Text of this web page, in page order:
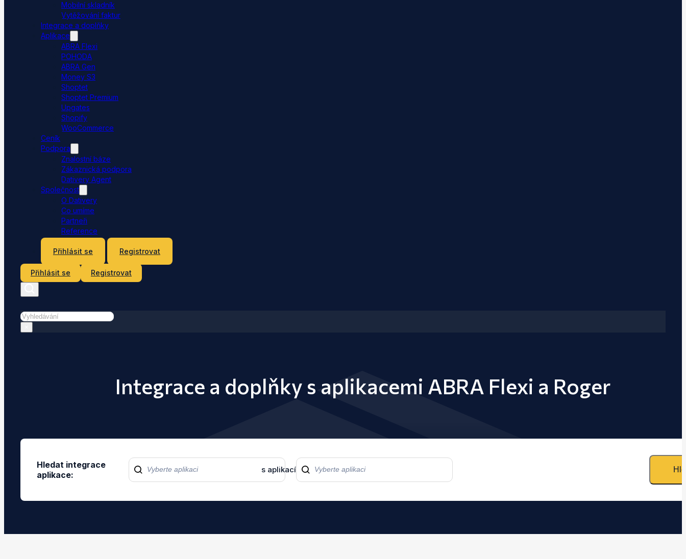
Mobilní skladník
Vytěžování faktur
Integrace a doplňky
Aplikace
ABRA Flexi
POHODA
ABRA Gen
Money S3
Shoptet
Shoptet Premium
Upgates
Shopify
WooCommerce
Ceník
Podpora
Znalostní báze
Zákaznická podpora
Dativery Agent
Společnost
O Dativery
Co umíme
Partneři
Reference
Přihlásit se
Registrovat
Přihlásit se Registrovat
Hledat
Integrace a doplňky s aplikacemi ABRA Flexi a Roger
Hledat integrace
aplikace:
s aplikací